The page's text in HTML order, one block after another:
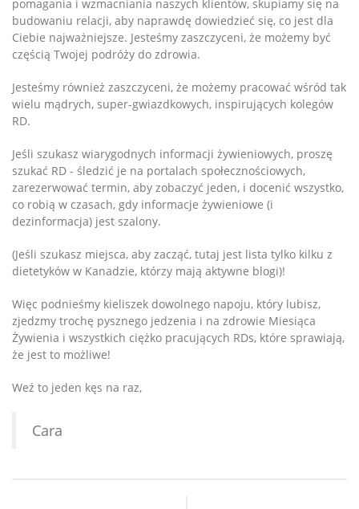
pomagania i wzmacniania naszych klientów, skupiamy się na
budowaniu relacji, aby naprawdę dowiedzieć się, co jest dla
Ciebie najważniejsze. Jesteśmy zaszczyceni, że możemy być
częścią Twojej podróży do zdrowia.
Jesteśmy również zaszczyceni, że możemy pracować wśród tak
wielu mądrych, super-gwiazdkowych, inspirujących kolegów
RD.
Jeśli szukasz wiarygodnych informacji żywieniowych, proszę
szukać RD - śledzić je na portalach społecznościowych,
zarezerwować termin, aby zobaczyć jeden, i docenić wszystko,
co robią w czasach, gdy informacje żywieniowe (i
dezinformacja) jest szalony.
(Jeśli szukasz miejsca, aby zacząć, tutaj jest lista tylko kilku z
dietetyków w Kanadzie, którzy mają aktywne blogi)!
Więc podnieśmy kieliszek dowolnego napoju, który lubisz,
zjedzmy trochę pysznego jedzenia i na zdrowie Miesiąca
Żywienia i wszystkich ciężko pracujących RDs, które sprawiają,
że jest to możliwe!
Weź to jeden kęs na raz,
Cara